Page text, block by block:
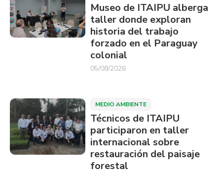
Museo de ITAIPU alberga
taller donde exploran
historia del trabajo
forzado en el Paraguay
colonial
05/08/2026
MEDIO AMBIENTE
Técnicos de ITAIPU
participaron en taller
internacional sobre
restauración del paisaje
forestal